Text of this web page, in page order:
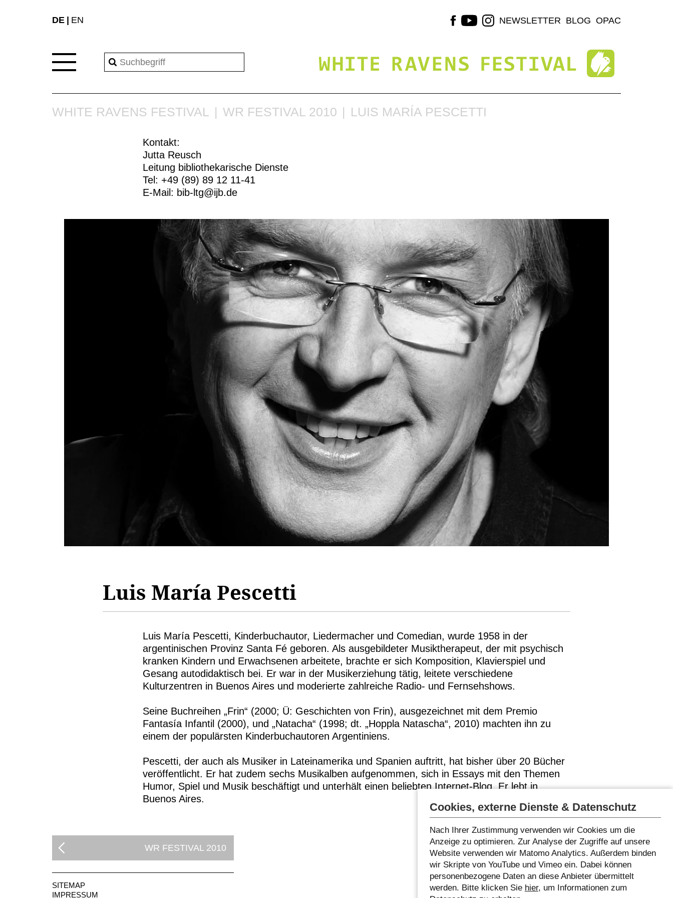
DE EN NEWSLETTER BLOG OPAC
WHITE RAVENS FESTIVAL WR FESTIVAL 2010 LUIS MARÍA PESCETTI
Kontakt:
Jutta Reusch
Leitung bibliothekarische Dienste
Tel: +49 (89) 89 12 11-41
E-Mail: bib-ltg@ijb.de
Luis María Pescetti
Luis María Pescetti, Kinderbuchautor, Liedermacher und Comedian, wurde 1958 in der
argentinischen Provinz Santa Fé geboren. Als ausgebildeter Musiktherapeut, der mit psychisch
kranken Kindern und Erwachsenen arbeitete, brachte er sich Komposition, Klavierspiel und
Gesang autodidaktisch bei. Er war in der Musikerziehung tätig, leitete verschiedene
Kulturzentren in Buenos Aires und moderierte zahlreiche Radio- und Fernsehshows.
Seine Buchreihen „Frin“ (2000; Ü: Geschichten von Frin), ausgezeichnet mit dem Premio
Fantasía Infantil (2000), und „Natacha“ (1998; dt. „Hoppla Natascha“, 2010) machten ihn zu
einem der populärsten Kinderbuchautoren Argentiniens.
Pescetti, der auch als Musiker in Lateinamerika und Spanien auftritt, hat bisher über 20 Bücher
veröffentlicht. Er hat zudem sechs Musikalben aufgenommen, sich in Essays mit den Themen
Humor, Spiel und Musik beschäftigt und unterhält einen beliebten Internet-Blog. Er lebt in
Buenos Aires.
WR FESTIVAL 2010
SITEMAP
IMPRESSUM
Cookies, externe Dienste & Datenschutz
Nach Ihrer Zustimmung verwenden wir Cookies um die
Anzeige zu optimieren. Zur Analyse der Zugriffe auf unsere
Website verwenden wir Matomo Analytics. Außerdem binden
wir Skripte von YouTube und Vimeo ein. Dabei können
personenbezogene Daten an diese Anbieter übermittelt
werden. Bitte klicken Sie hier, um Informationen zum